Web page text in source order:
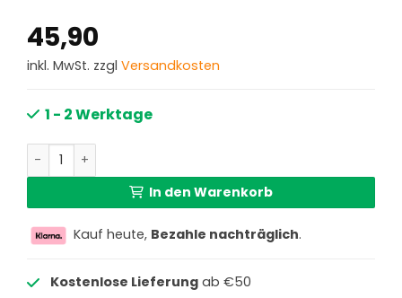
45,90
inkl. MwSt. zzgl Versandkosten
1 - 2 Werktage
Schwarze Deckenleuchte Bambusschirm Steinhauer
In den Warenkorb
Kauf heute, Bezahle nachträglich.
Kostenlose Lieferungab €50